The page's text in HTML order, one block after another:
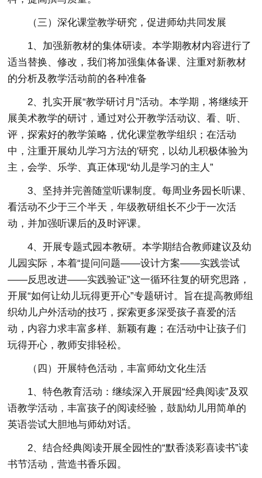
（三）深化课堂教学研究，促进师幼共同发展
1、加强新教材的集体研读。本学期教材内容进行了
适当替换、修改，我们将加强集体备课、注重对新教材
的分析及教学活动前的各种准备
2、扎实开展“教学研讨月”活动。本学期，将继续开
展美术教学的研讨，通过对公开教学活动议、看、听、
评，探索好的教学策略，优化课堂教学组织；在活动
中，注重开展幼儿学习方法的'研究，以幼儿积极体验为
主，会学、乐学、真正体现“幼儿是学习的主人”
3、坚持并完善随堂听课制度。每周业务园长听课、
看活动不少于三个半天，年级教研组长不少于一次活
动，并加强听课后的及时评课。
4、开展专题式园本教研。本学期结合教师建议及幼
儿园实际，本着“提问问题——设计方案——实践尝试
——反思改进——实践验证”这一循环往复的研究思路，
开展“如何让幼儿玩得更开心”专题研讨。旨在提高教师组
织幼儿户外活动的技巧，探索更多深受孩子喜爱的活
动，内容力求丰富多样、新颖有趣；在活动中让孩子们
玩得开心，教师安排轻松。
（四）开展特色活动，丰富师幼文化生活
1、特色教育活动：继续深入开展园“经典阅读”及双
语教学活动，丰富孩子的阅读经验，鼓励幼儿用简单的
英语尝试大胆地与师幼对话。
2、结合经典阅读开展全园性的“默香淡彩喜读书”读
书节活动，营造书香乐园。